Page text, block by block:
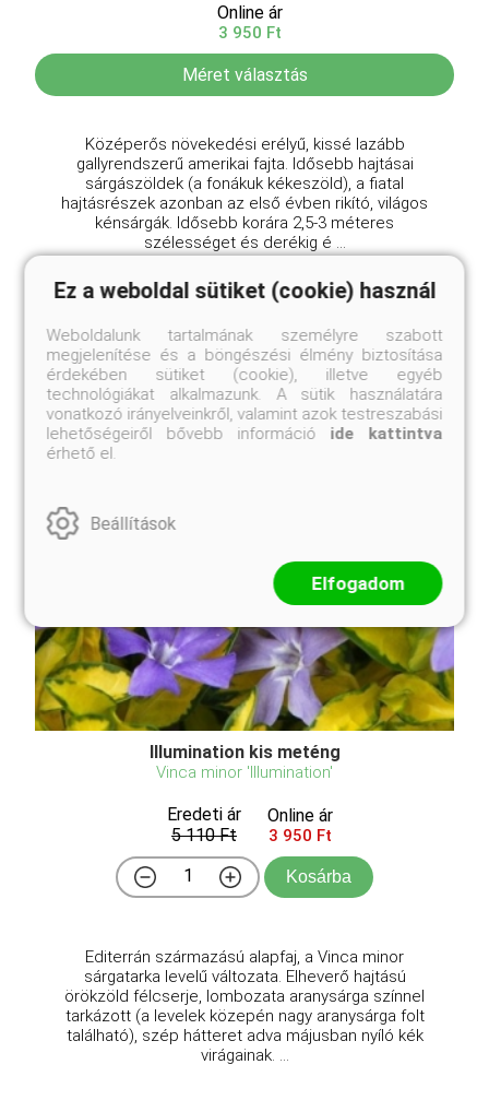
Online ár
3 950 Ft
Méret választás
Középerős növekedési erélyű, kissé lazább
gallyrendszerű amerikai fajta. Idősebb hajtásai
sárgászöldek (a fonákuk kékeszöld), a fiatal
hajtásrészek azonban az első évben rikító, világos
kénsárgák. Idősebb korára 2,5-3 méteres
szélességet és derékig é ...
Illumination kis meténg
Vinca minor 'Illumination'
Eredeti ár
5 110 Ft
Online ár
3 950 Ft
Kosárba
Editerrán származású alapfaj, a Vinca minor
sárgatarka levelű változata. Elheverő hajtású
örökzöld félcserje, lombozata aranysárga színnel
tarkázott (a levelek közepén nagy aranysárga folt
található), szép hátteret adva májusban nyíló kék
virágainak. ...
Ez a weboldal sütiket (cookie) használ
Weboldalunk tartalmának személyre szabott
megjelenítése és a böngészési élmény biztosítása
érdekében sütiket (cookie), illetve egyéb
technológiákat alkalmazunk. A sütik használatára
vonatkozó irányelveinkről, valamint azok testreszabási
lehetőségeiről bővebb információ ide kattintva
érhető el.
Beállítások
Elfogadom